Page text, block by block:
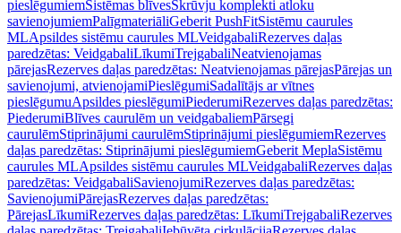
pieslēgumiemSistēmas blīvesSkrūvju komplekti atloku
savienojumiemPalīgmateriāliGeberit PushFitSistēmu caurules
MLApsildes sistēmu caurules MLVeidgabaliRezerves daļas
paredzētas: VeidgabaliLīkumiTrejgabaliNeatvienojamas
pārejasRezerves daļas paredzētas: Neatvienojamas pārejasPārejas un
savienojumi, atvienojamiPieslēgumiSadalītājs ar vītnes
pieslēgumuApsildes pieslēgumiPiederumiRezerves daļas paredzētas:
PiederumiBlīves caurulēm un veidgabaliemPārsegi
caurulēmStiprinājumi caurulēmStiprinājumi pieslēgumiemRezerves
daļas paredzētas: Stiprinājumi pieslēgumiemGeberit MeplaSistēmu
caurules MLApsildes sistēmu caurules MLVeidgabaliRezerves daļas
paredzētas: VeidgabaliSavienojumiRezerves daļas paredzētas:
SavienojumiPārejasRezerves daļas paredzētas:
PārejasLīkumiRezerves daļas paredzētas: LīkumiTrejgabaliRezerves